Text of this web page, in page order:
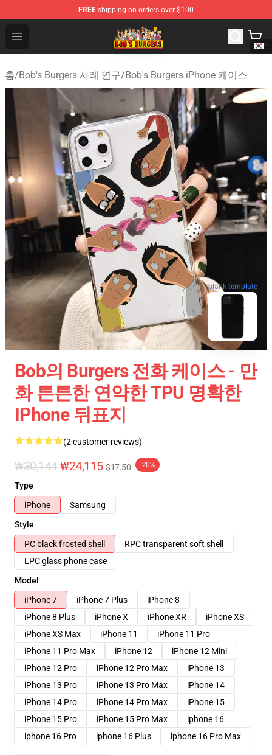
FREE shipping on orders over $100
Open menu
Bob's Burgers Store - Official Bob's Burgers Merchandise
홈/Bob's Burgers 사례 연구/Bob's Burgers iPhone 케이스
blank template
Bob의 Burgers 전화 케이스 - 만
화 튼튼한 연약한 TPU 명확한
IPhone 뒤표지
(2 customer reviews)
₩30,144₩24,115 $17.50 -20%
Type
iPhone
Samsung
Style
PC black frosted shell
RPC transparent soft shell
LPC glass phone case
Model
iPhone 7
iPhone 7 Plus
iPhone 8
iPhone 8 Plus
iPhone X iPhone XR
iPhone XS
iPhone XS Max
iPhone 11
iPhone 11 Pro
iPhone 11 Pro Max
iPhone 12
iPhone 12 Mini
iPhone 12 Pro
iPhone 12 Pro Max
iPhone 13
iPhone 13 Pro
iPhone 13 Pro Max
iPhone 14
iPhone 14 Pro
iPhone 14 Pro Max
iPhone 15
iPhone 15 Pro
iPhone 15 Pro Max
iphone 16
iphone 16 Pro
iphone 16 Plus iphone 16 Pro Max